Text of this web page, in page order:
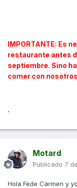
IMPORTANTE: Es
restaurante antes
septiembre. Sino
comer con
.
Motard
Publicado 7
Hola Fede Carmen y